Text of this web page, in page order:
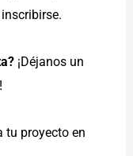
¡Déjanos un
tu proyecto en